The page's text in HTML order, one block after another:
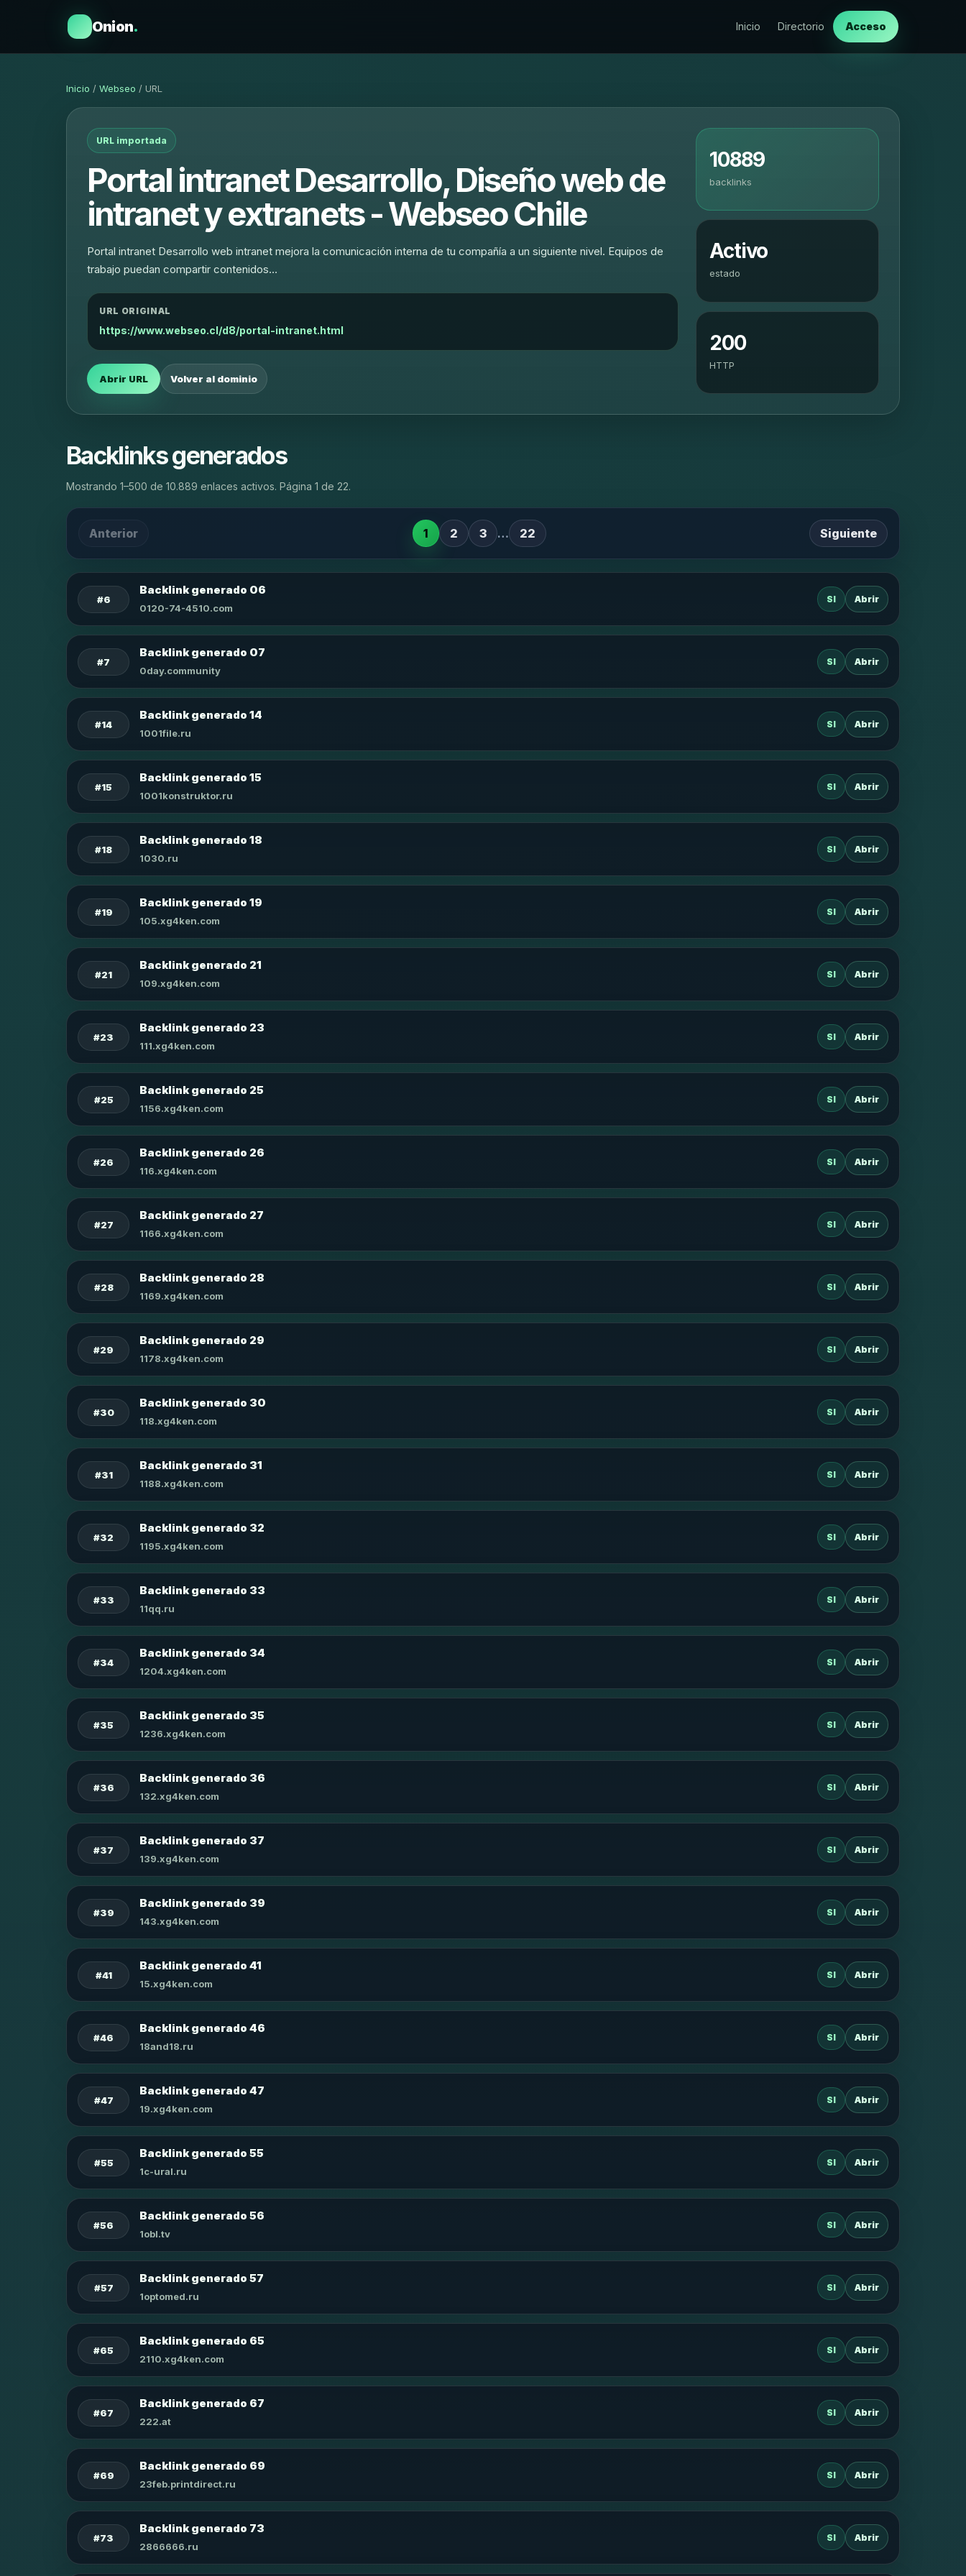
Onion. Inicio Directorio Acceso
Inicio / Webseo / URL
URL importada
Portal intranet Desarrollo, Diseño web de
intranet y extranets - Webseo Chile
Portal intranet Desarrollo web intranet mejora la comunicación interna de tu compañía a un siguiente nivel. Equipos de
trabajo puedan compartir contenidos…
URL ORIGINAL
https://www.webseo.cl/d8/portal-intranet.html
Abrir URL Volver al dominio
10889
backlinks
Activo
estado
200
HTTP
Backlinks generados
Mostrando 1–500 de 10.889 enlaces activos. Página 1 de 22.
Anterior 1 2 3 … 22 Siguiente
#6
Backlink generado 06
0120-74-4510.com
SI Abrir
#7
Backlink generado 07
0day.community
SI Abrir
#14
Backlink generado 14
1001file.ru
SI Abrir
#15
Backlink generado 15
1001konstruktor.ru
SI Abrir
#18
Backlink generado 18
1030.ru
SI Abrir
#19
Backlink generado 19
105.xg4ken.com
SI Abrir
#21
Backlink generado 21
109.xg4ken.com
SI Abrir
#23
Backlink generado 23
111.xg4ken.com
SI Abrir
#25
Backlink generado 25
1156.xg4ken.com
SI Abrir
#26
Backlink generado 26
116.xg4ken.com
SI Abrir
#27
Backlink generado 27
1166.xg4ken.com
SI Abrir
#28
Backlink generado 28
1169.xg4ken.com
SI Abrir
#29
Backlink generado 29
1178.xg4ken.com
SI Abrir
#30
Backlink generado 30
118.xg4ken.com
SI Abrir
#31
Backlink generado 31
1188.xg4ken.com
SI Abrir
#32
Backlink generado 32
1195.xg4ken.com
SI Abrir
#33
Backlink generado 33
11qq.ru
SI Abrir
#34
Backlink generado 34
1204.xg4ken.com
SI Abrir
#35
Backlink generado 35
1236.xg4ken.com
SI Abrir
#36
Backlink generado 36
132.xg4ken.com
SI Abrir
#37
Backlink generado 37
139.xg4ken.com
SI Abrir
#39
Backlink generado 39
143.xg4ken.com
SI Abrir
#41
Backlink generado 41
15.xg4ken.com
SI Abrir
#46
Backlink generado 46
18and18.ru
SI Abrir
#47
Backlink generado 47
19.xg4ken.com
SI Abrir
#55
Backlink generado 55
1c-ural.ru
SI Abrir
#56
Backlink generado 56
1obl.tv
SI Abrir
#57
Backlink generado 57
1optomed.ru
SI Abrir
#65
Backlink generado 65
2110.xg4ken.com
SI Abrir
#67
Backlink generado 67
222.at
SI Abrir
#69
Backlink generado 69
23feb.printdirect.ru
SI Abrir
#73
Backlink generado 73
2866666.ru
SI Abrir